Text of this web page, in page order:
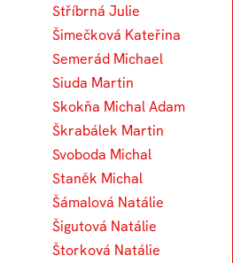
Stříbrná Julie
Šimečková Kateřina
Semerád Michael
Siuda Martin
Skokňa Michal Adam
Škrabálek Martin
Svoboda Michal
Staněk Michal
Šámalová Natálie
Šigutová Natálie
Štorková Natálie